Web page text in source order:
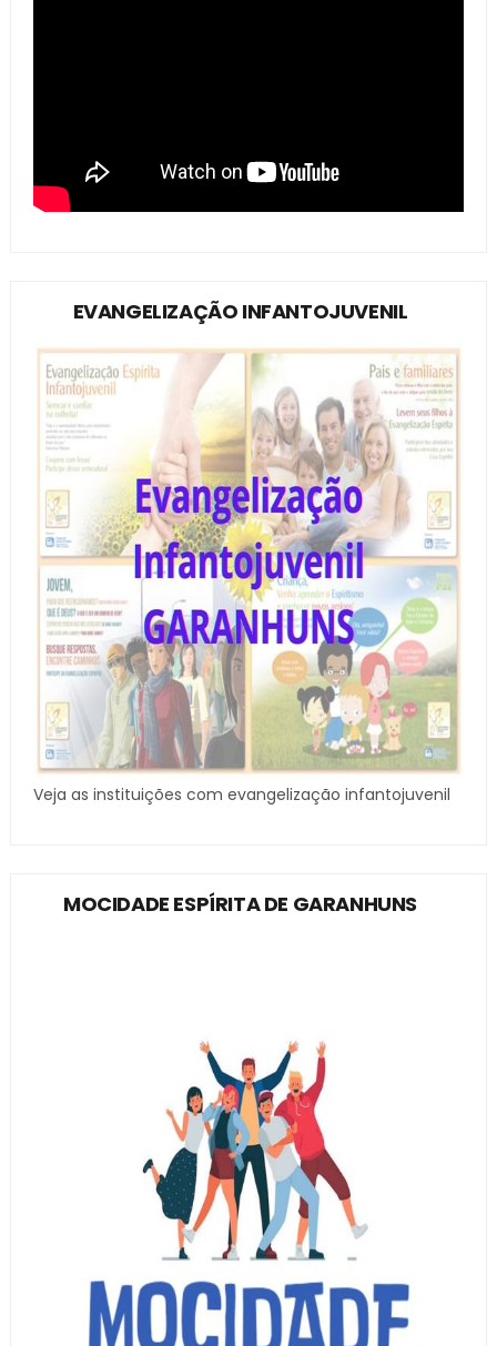
EVANGELIZAÇÃO INFANTOJUVENIL
Veja as instituições com evangelização infantojuvenil
MOCIDADE ESPÍRITA DE GARANHUNS